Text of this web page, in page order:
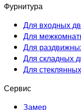
Фурнитура
Для входных
Для
Для
Для складных
Для
Сервис
Замер